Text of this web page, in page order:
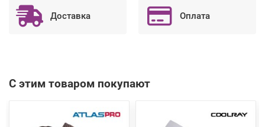
Доставка Оплата
С этим товаром покупают